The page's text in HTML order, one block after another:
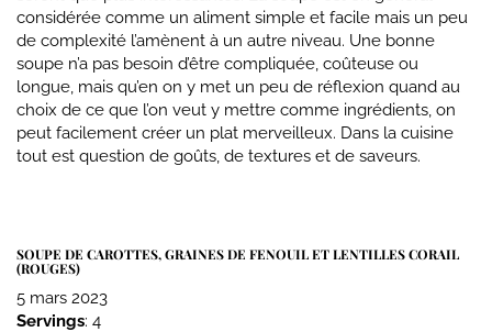
considérée comme un aliment simple et facile mais un peu
de complexité l’amènent à un autre niveau. Une bonne
soupe n’a pas besoin d’être compliquée, coûteuse ou
longue, mais qu’en on y met un peu de réflexion quand au
choix de ce que l’on veut y mettre comme ingrédients, on
peut facilement créer un plat merveilleux. Dans la cuisine
tout est question de goûts, de textures et de saveurs.
SOUPE DE CAROTTES, GRAINES DE FENOUIL ET LENTILLES CORAIL
(ROUGES)
5 mars 2023
Servings: 4